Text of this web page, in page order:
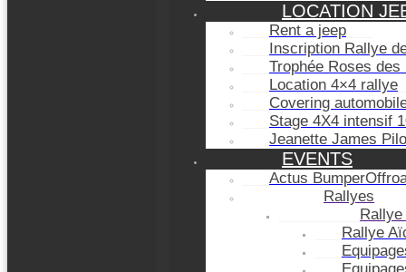
LOCATION
Rent a jeep
Inscription Rallye
Trophée Roses des
Location 4×4 rallye
Covering
Stage 4X4 intensif
Jeanette James
EVENTS
Actus
Rallyes
Rallye